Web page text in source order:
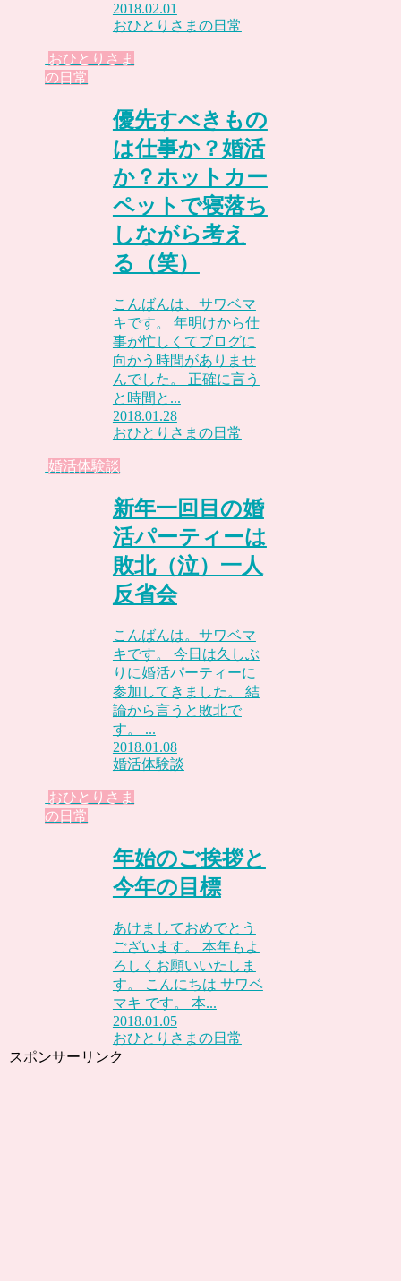
2018.02.01
おひとりさまの日常
おひとりさま
の日常
優先すべきもの
は仕事か？婚活
か？ホットカー
ペットで寝落ち
しながら考え
る（笑）
こんばんは、サワベマ
キです。 年明けから仕
事が忙しくてブログに
向かう時間がありませ
んでした。 正確に言う
と時間と...
2018.01.28
おひとりさまの日常
婚活体験談
新年一回目の婚
活パーティーは
敗北（泣）一人
反省会
こんばんは。サワベマ
キです。 今日は久しぶ
りに婚活パーティーに
参加してきました。 結
論から言うと敗北で
す。 ...
2018.01.08
婚活体験談
おひとりさま
の日常
年始のご挨拶と
今年の目標
あけましておめでとう
ございます。 本年もよ
ろしくお願いいたしま
す。 こんにちは サワベ
マキ です。 本...
2018.01.05
おひとりさまの日常
スポンサーリンク